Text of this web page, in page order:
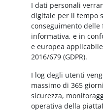
I dati personali
digitale per il tempo
conseguimento
informativa, e in
e europea
2016/679 (GDPR).
I log degli utenti
massimo di 365
sicurezza,
operativa della